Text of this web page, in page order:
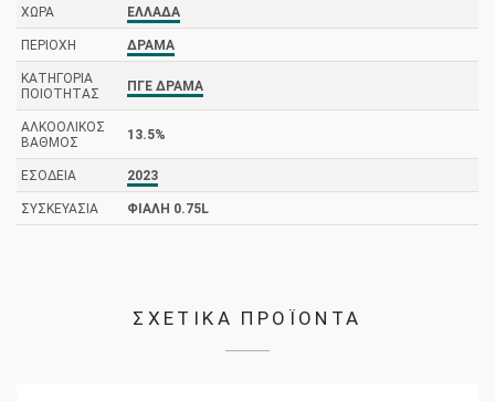
ΧΏΡΑ ΕΛΛΆΔΑ
ΠΕΡΙΟΧΉ ΔΡΆΜΑ
ΚΑΤΗΓΟΡΊΑ
ΠΟΙΌΤΗΤΑΣ
ΠΓΕ ΔΡΆΜΑ
ΑΛΚΟΟΛΙΚΌΣ
ΒΑΘΜΌΣ
13.5%
ΕΣΟΔΕΊΑ 2023
ΣΥΣΚΕΥΑΣΊΑ ΦΙΆΛΗ 0.75L
ΣΧΕΤΙΚΑ ΠΡΟΪΟΝΤΑ